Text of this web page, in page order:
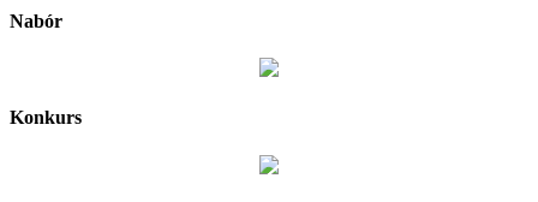
Nabór
Konkurs